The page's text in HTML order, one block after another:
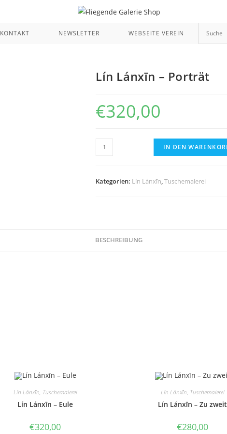
KONTAKT NEWSLETTER WEBSEITE VEREIN
Lín Lánxīn – Porträt
€320,00
Lín
Lánxīn
Porträt
IN DEN
Kategorien: Lín Lánxīn,Tuschemalerei
BESCHREIBUNG
Lín Lánxīn, Tuschemalerei
Lín Lánxīn – Eule
€320,00
Lín Lánxīn, Tuschemalerei
Lín Lánxīn – Zu zweit
€280,00